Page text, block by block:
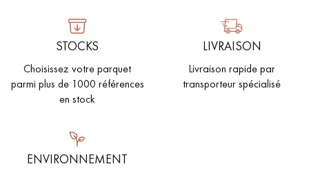
STOCKS
Choisissez votre parquet
parmi plus de 1000 références
en stock
LIVRAISON
Livraison rapide par
transporteur spécialisé
ENVIRONNEMENT